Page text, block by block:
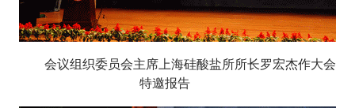
会议组织委员会主席上海硅酸盐所所长罗宏杰作大会
特邀报告